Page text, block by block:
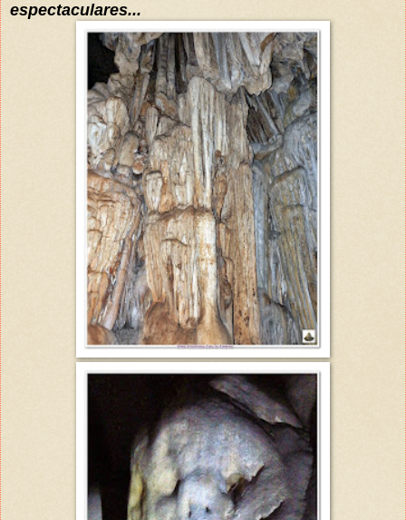
espectaculares...